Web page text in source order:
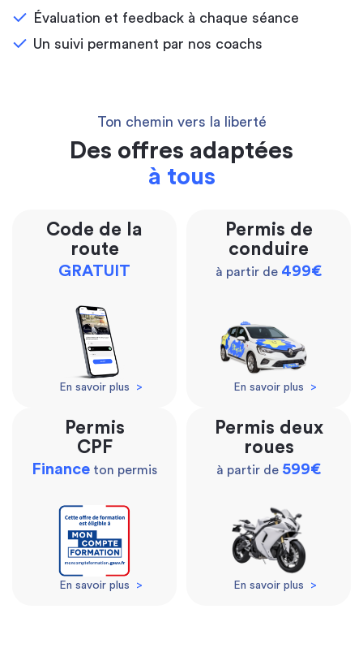
Évaluation et feedback à chaque séance
Un suivi permanent par nos coachs
Ton chemin vers la liberté
Des offres adaptées
à tous
Code de la
route
GRATUIT
En savoir plus >
Permis de
conduire
à partir de 499€
En savoir plus >
Permis
CPF
Finance ton permis
En savoir plus >
Permis deux
roues
à partir de 599€
En savoir plus >